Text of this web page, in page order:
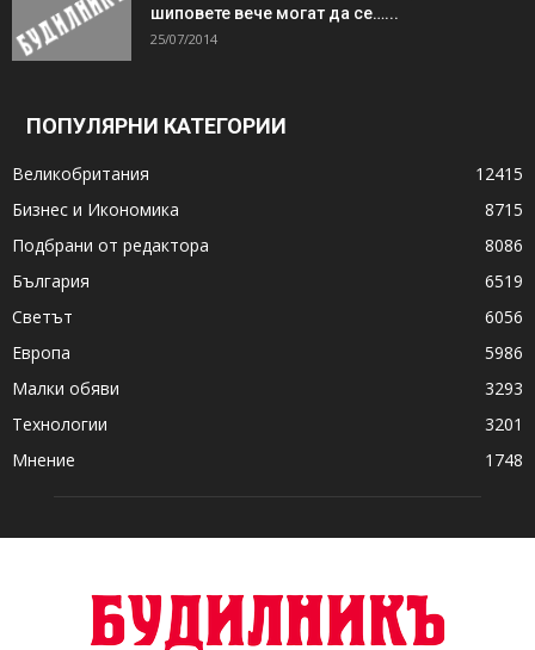
шиповете вече могат да се…...
25/07/2014
ПОПУЛЯРНИ КАТЕГОРИИ
Великобритания
12415
Бизнес и Икономика
8715
Подбрани от редактора
8086
България
6519
Светът
6056
Европа
5986
Малки обяви
3293
Технологии
3201
Мнение
1748